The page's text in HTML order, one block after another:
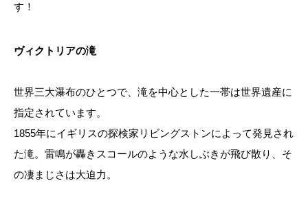
す！
ヴィクトリアの滝
世界三大瀑布のひとつで、滝を中心とした一帯は世界遺産に
指定されています。
1855年にイギリスの探検家リビングストンによって発見され
た滝。雷鳴が轟きスコールのような水しぶきが飛び散り、そ
の凄まじさは大迫力。